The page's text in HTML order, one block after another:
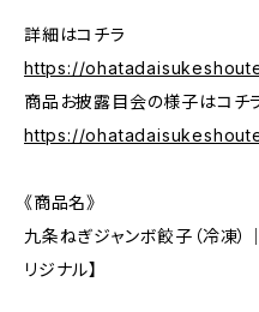
詳細はコチラ
https://
商品お披露目会の様子はコチ
https://
《商品名》
九条ねぎジャンボ餃子（冷凍
リジナル】